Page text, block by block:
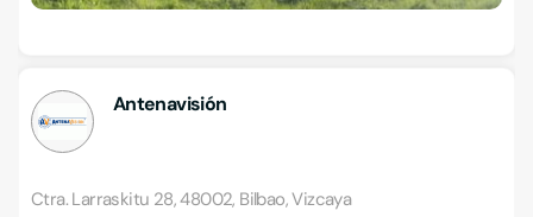
Antenavisión
Ctra. Larraskitu 28, 48002, Bilbao, Vizcaya